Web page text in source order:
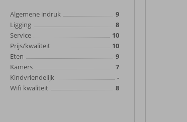
Algemene indruk
9
Ligging
8
Service
10
Prijs/kwaliteit
10
Eten
9
Kamers
7
Kindvriendelijk
-
Wifi kwaliteit
8